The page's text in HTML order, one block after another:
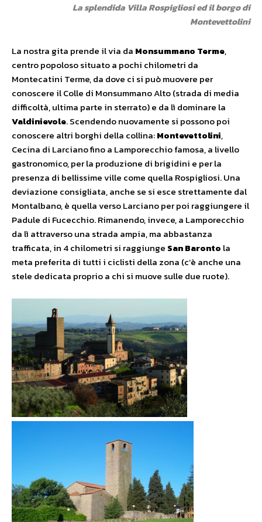
La splendida Villa Rospigliosi ed il borgo di
Montevettolini
La nostra gita prende il via da Monsummano Terme,
centro popoloso situato a pochi chilometri da
Montecatini Terme, da dove ci si può muovere per
conoscere il Colle di Monsummano Alto (strada di media
difficoltà, ultima parte in sterrato) e da lì dominare la
Valdinievole. Scendendo nuovamente si possono poi
conoscere altri borghi della collina:Montevettolini,
Cecina di Larciano fino a Lamporecchio famosa, a livello
gastronomico, per la produzione di brigidini e per la
presenza di bellissime ville come quella Rospigliosi. Una
deviazione consigliata, anche se si esce strettamente dal
Montalbano, è quella verso Larciano per poi raggiungere il
Padule di Fucecchio. Rimanendo, invece, a Lamporecchio
da lì attraverso una strada ampia, ma abbastanza
trafficata, in 4 chilometri si raggiunge San Baronto la
meta preferita di tutti i ciclisti della zona (c’è anche una
stele dedicata proprio a chi si muove sulle due ruote).